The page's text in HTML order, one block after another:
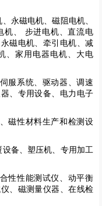
永磁电机、磁阻电机、
机、 步进电机、直流电
磁电机、牵引电机、减
、家用电器电机、大电
服系统、驱动器、调速
、专用设备、电力电子
磁性材料生产和检测设
备、塑压机、专用加工
性性能测试仪、动平衡
、磁测量仪器、在线检